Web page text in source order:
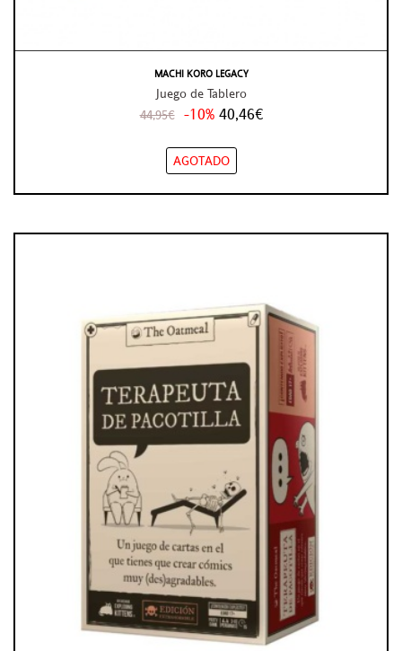
MACHI KORO LEGACY
Juego de Tablero
44,95€ -10% 40,46€
AGOTADO